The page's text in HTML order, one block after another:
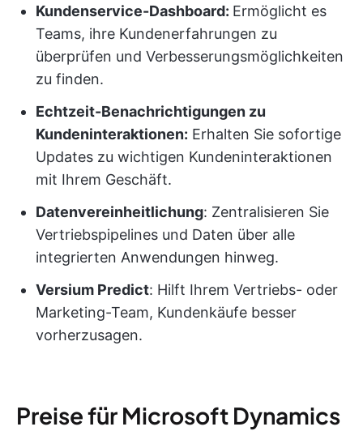
Kundenservice-Dashboard: Ermöglicht es
Teams, ihre Kundenerfahrungen zu
überprüfen und Verbesserungsmöglichkeiten
zu finden.
Echtzeit-Benachrichtigungen zu
Kundeninteraktionen: Erhalten Sie sofortige
Updates zu wichtigen Kundeninteraktionen
mit Ihrem Geschäft.
Datenvereinheitlichung: Zentralisieren Sie
Vertriebspipelines und Daten über alle
integrierten Anwendungen hinweg.
Versium Predict: Hilft Ihrem Vertriebs- oder
Marketing-Team, Kundenkäufe besser
vorherzusagen.
Preise für Microsoft Dynamics